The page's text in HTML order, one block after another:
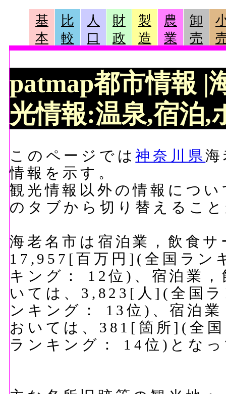
基
本
比
較
人
口
財
政
製
造
農
業
卸
売
patmap都市情報 |
光情報:温泉,宿泊,
このページでは神奈川県
情報を示す。
観光情報以外の情報につ
のタブから切り替えるこ
海老名市は宿泊業，飲食
17,957[百万円](全国ラン
キング： 12位)、宿泊業
いては、3,823[人](全国
ンキング： 13位)、宿泊
おいては、381[箇所](全
ランキング： 14位)とな